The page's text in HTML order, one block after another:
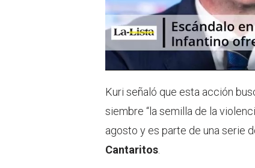
Kuri señaló que esta acción
siembre “la semilla de la
agosto y es parte de una serie
Cantaritos